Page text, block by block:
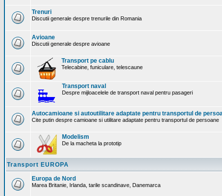
Trenuri
Discutii generale despre trenurile din Romania
Avioane
Discutii generale despre avioane
Transport pe cablu
Telecabine, funiculare, telescaune
Transport naval
Despre mijloacelele de transport naval pentru pasageri
Autocamioane si autoutilitare adaptate pentru transportul de
Cite putin despre camioane si utilitare adaptate pentru transportul de persoane
Modelism
De la macheta la prototip
Transport EUROPA
Europa de Nord
Marea Britanie, Irlanda, tarile scandinave, Danemarca